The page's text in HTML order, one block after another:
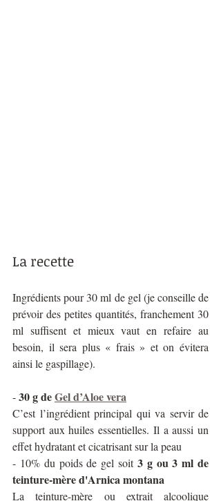
La recette
Ingrédients pour 30 ml de gel (je conseille de
prévoir des petites quantités, franchement 30
ml suffisent et mieux vaut en refaire au
besoin, il sera plus « frais » et on évitera
ainsi le gaspillage).
- 30 g de Gel d’Aloe vera
C’est l’ingrédient principal qui va servir de
support aux huiles essentielles. Il a aussi un
effet hydratant et cicatrisant sur la peau
- 10% du poids de gel soit 3 g ou 3 ml de
teinture-mère d'Arnica montana
La teinture-mère ou extrait alcoolique